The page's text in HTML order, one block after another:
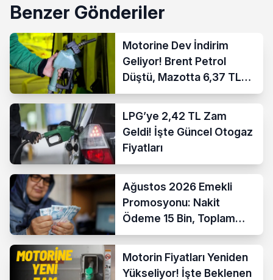
Benzer Gönderiler
Motorine Dev İndirim
Geliyor! Brent Petrol
Düştü, Mazotta 6,37 TL
İndirim Bekleniyor
LPG’ye 2,42 TL Zam
Geldi! İşte Güncel Otogaz
Fiyatları
Ağustos 2026 Emekli
Promosyonu: Nakit
Ödeme 15 Bin, Toplam
Fırsat 35 Bin TL’ye Çıktı
Motorin Fiyatları Yeniden
Yükseliyor! İşte Beklenen